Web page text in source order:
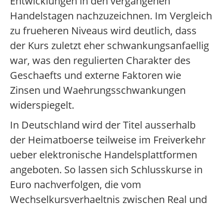
Handelstagen nachzuzeichnen. Im Vergleich
zu frueheren Niveaus wird deutlich, dass
der Kurs zuletzt eher schwankungsanfaellig
war, was den regulierten Charakter des
Geschaefts und externe Faktoren wie
Zinsen und Waehrungsschwankungen
widerspiegelt.
In Deutschland wird der Titel ausserhalb
der Heimatboerse teilweise im Freiverkehr
ueber elektronische Handelsplattformen
angeboten. So lassen sich Schlusskurse in
Euro nachverfolgen, die vom
Wechselkursverhaeltnis zwischen Real und